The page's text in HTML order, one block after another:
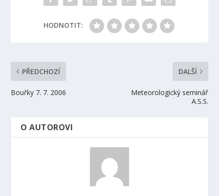
HODNOTIT:
PŘEDCHOZÍ
Bouřky 7. 7. 2006
DALŠÍ
Meteorologický seminář
A.S.S.
O AUTOROVI